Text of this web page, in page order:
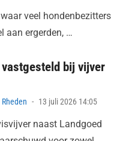
veel hondenbezitters
aan ergerden, …
bij vijver
Posted
13 juli 2026 14:05
naast Landgoed